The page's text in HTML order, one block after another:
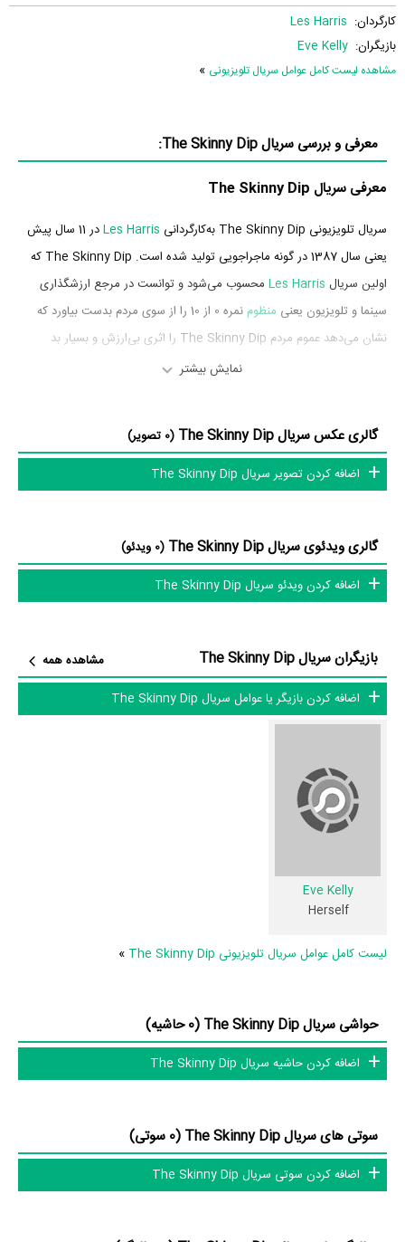
کارگردان: Les Harris
بازیگران: Eve Kelly
مشاهده لیست کامل عوامل سریال تلویزیونی »
معرفی و بررسی سریال The Skinny Dip:
معرفی سریال The Skinny Dip
سریال تلویزیونی The Skinny Dip به‌کارگردانی Les Harris
در 11 سال پیش
یعنی سال 1387 در گونه ماجراجویی تولید شده است. The Skinny Dip که
اولین سریال Les Harris محسوب می‌شود و توانست در مرجع ارزشگذاری
سینما و تلویزیون یعنی منظوم
نمره 0 از 10 را از سوی مردم بدست بیاورد که
نشان می‌دهد عموم مردم The Skinny Dip را اثری بی‌ارزش و بسیار بد
بازیگران سریال The Skinny Dip چه کسانی هستند؟ در The Skinny Dip
بازیگرانی چونEve Kelly
در نقش Herself به ایفای نقش و بازیگری
تعداد شخصیت‌های داستانی کم عنوان کرد.
از محتوا و داستان سریال The Skinny Dip چقدر اطلاع دارید؟ فیلم‌نامه The
Skinny Dip توسط
Ed MartinوEdward J. Martinنوشته شده است.
خود بخواهید، زیرا او از دریای غواصی خارج از چارچوب جهان می خواهد. از
طریق پا، سورتمه سواری، دوچرخه و یا شتر - کوه های پر از کوه، در سراسر
نمی شود تا او به هدف خود برسد: اواسط پنهانی طبیعت سرد و احیای آب. و او
هرگز به تنهایی نمی رود حوا چت می کند، فریب می دهد، و گروه هایی از غریبه
نشدنی به عنوان جایزه ی مورد علاقه خود بیدار شوند.»
مختلفی شباهت دارد. با توجه به شاخص‌های متعدد و گوناگونی می‌توان گفت
آثار مرتبط سریال The Skinny Dip عبارت است از: .
و نکات جذابی را می‌توان بیان کرد. براساس آمارها سریال The Skinny Dip
به طور متوسط فعالیت 1ام بازیگران این اثر است.
نمایش بیشتر
گالری عکس سریال The Skinny Dip
(0 تصویر)
اضافه کردن تصویر سریال The Skinny Dip
گالری ویدئوی سریال The Skinny Dip
(0 ویدئو)
اضافه کردن ویدئو سریال The Skinny Dip
بازیگران سریال The Skinny Dip
مشاهده همه
اضافه کردن بازیگر یا عوامل سریال The Skinny Dip
Eve Kelly
Herself
لیست کامل عوامل سریال تلویزیونی The Skinny Dip »
حواشی سریال The Skinny Dip (0 حاشیه)
اضافه کردن حاشیه سریال The Skinny Dip
سوتی های سریال The Skinny Dip (0 سوتی)
اضافه کردن سوتی سریال The Skinny Dip